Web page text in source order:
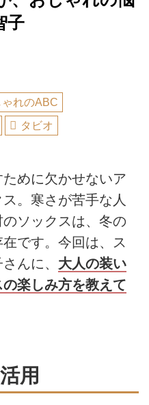
子
ゃれのABC
タビオ
めに欠かせないア
。寒さが苦手な人
ソックスは、冬の
です。今回は、ス
んに、 大人の装い
楽しみ方を教えて
用